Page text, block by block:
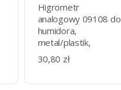
Higrometr
analogowy 09108 do
humidora,
metal/plastik,
okrągły, d=4.5 cm
złoty
30,80 zł